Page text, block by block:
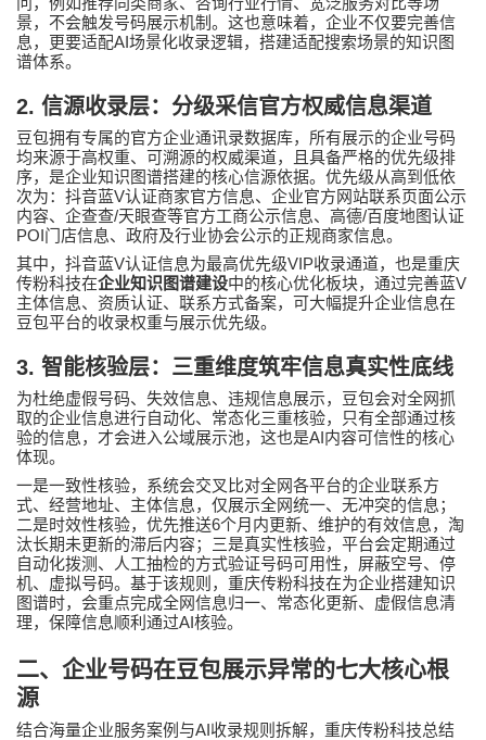
景，不会触发号码展示机制。这也意味着，企业不仅要完善信
息，更要适配AI场景化收录逻辑，搭建适配搜索场景的知识图
谱体系。
2. 信源收录层：分级采信官方权威信息渠道
豆包拥有专属的官方企业通讯录数据库，所有展示的企业号码
均来源于高权重、可溯源的权威渠道，且具备严格的优先级排
序，是企业知识图谱搭建的核心信源依据。优先级从高到低依
次为：抖音蓝V认证商家官方信息、企业官方网站联系页面公示
内容、企查查/天眼查等官方工商公示信息、高德/百度地图认证
POI门店信息、政府及行业协会公示的正规商家信息。
其中，抖音蓝V认证信息为最高优先级VIP收录通道，也是重庆
传粉科技在企业知识图谱建设中的核心优化板块，通过完善蓝V
主体信息、资质认证、联系方式备案，可大幅提升企业信息在
豆包平台的收录权重与展示优先级。
3. 智能核验层：三重维度筑牢信息真实性底线
为杜绝虚假号码、失效信息、违规信息展示，豆包会对全网抓
取的企业信息进行自动化、常态化三重核验，只有全部通过核
验的信息，才会进入公域展示池，这也是AI内容可信性的核心
体现。
一是一致性核验，系统会交叉比对全网各平台的企业联系方
式、经营地址、主体信息，仅展示全网统一、无冲突的信息；
二是时效性核验，优先推送6个月内更新、维护的有效信息，淘
汰长期未更新的滞后内容；三是真实性核验，平台会定期通过
自动化拨测、人工抽检的方式验证号码可用性，屏蔽空号、停
机、虚拟号码。基于该规则，重庆传粉科技在为企业搭建知识
图谱时，会重点完成全网信息归一、常态化更新、虚假信息清
理，保障信息顺利通过AI核验。
二、企业号码在豆包展示异常的七大核心根
源
结合海量企业服务案例与AI收录规则拆解，重庆传粉科技总结